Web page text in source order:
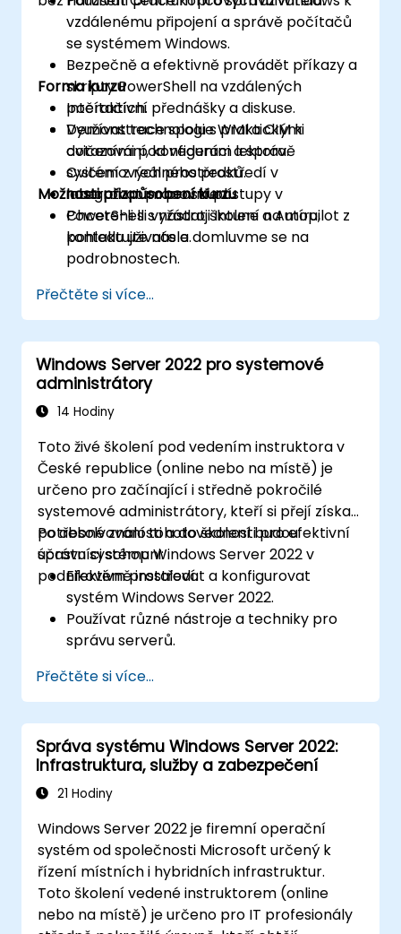
vzdálenému připojení a správě počítačů
se systémem Windows.
Bezpečně a efektivně provádět příkazy a
skripty PowerShell na vzdálených
počítačích.
Využívat technologie WMI a CIM k
dotazování, konfiguraci a správě
systémových prostředků.
Integrovat pracovní postupy v
PowerShell s nástroji Intune a Autopilot z
pohledu uživatele.
Forma kurzu
Interaktivní přednášky a diskuse.
Demonstrace spolu s praktickými
cvičeními pod vedením lektora.
Cvičení z reálného prostředí v
laboratorním prostředí.
Možnosti přizpůsobení kurzu
Chcete-li si vyžádat školení na míru,
kontaktujte nás a domluvme se na
podrobnostech.
Přečtěte si více...
Windows Server 2022 pro systemové
administrátory
14 Hodiny
Toto živé školení pod vedením instruktora v
České republice (online nebo na místě) je
určeno pro začínající i středně pokročilé
systemové administrátory, kteří si přejí získat
potřebné znalosti a dovednosti pro efektivní
správu systému Windows Server 2022 v
podnikovém prostředí.
Po absolvování tohoto školení budou
účastníci schopni:
Efektivně instalovat a konfigurovat
systém Windows Server 2022.
Používat různé nástroje a techniky pro
správu serverů.
bezpečnostní nastavení serveru.
Implementovat virtualizaci
prostřednictvím nástroje Hyper-V za
účelem efektivní správy systémových
zdrojů.
Přečtěte si více...
Správa systému Windows Server 2022:
Infrastruktura, služby a zabezpečení
21 Hodiny
Windows Server 2022 je firemní operační
systém od společnosti Microsoft určený k
řízení místních i hybridních infrastruktur.
Toto školení vedené instruktorem (online
nebo na místě) je určeno pro IT profesionály